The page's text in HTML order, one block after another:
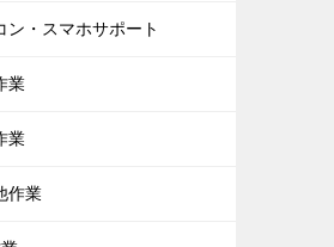
ン・スマホサポート
業
業
作業